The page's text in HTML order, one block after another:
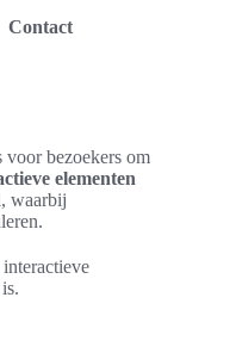
Contact
voor bezoekers om
elementen
waarbij